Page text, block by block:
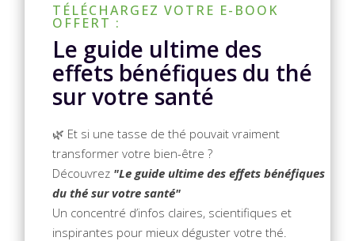
TÉLÉCHARGEZ VOTRE E-BOOK
OFFERT :
Le guide ultime des
effets bénéfiques du thé
sur votre santé
🌿 Et si une tasse de thé pouvait vraiment
transformer votre bien-être ?
Découvrez "Le guide ultime des effets bénéfiques
du thé sur votre santé"
Un concentré d’infos claires, scientifiques et
inspirantes pour mieux déguster votre thé.